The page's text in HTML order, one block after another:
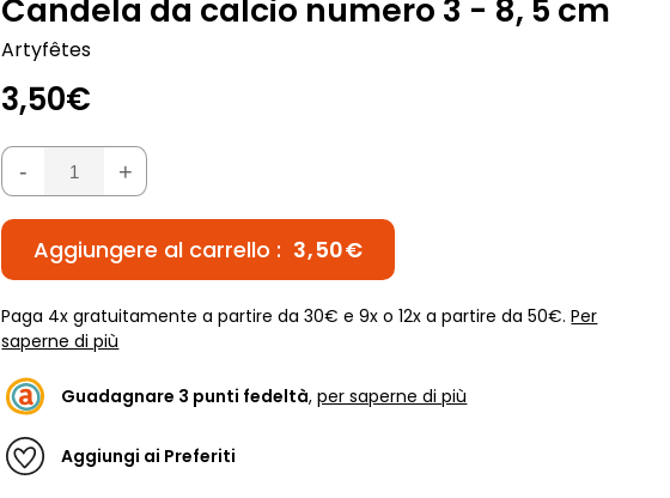
Candela da calcio numero 3 - 8, 5 cm
Artyfêtes
3,50€
- +
Aggiungere al carrello : 3,50€
Paga 4x gratuitamente a partire da 30€ e 9x o 12x a partire da 50€.Per
saperne di più
Guadagnare 3 punti fedeltà,per saperne di più
Aggiungi ai Preferiti